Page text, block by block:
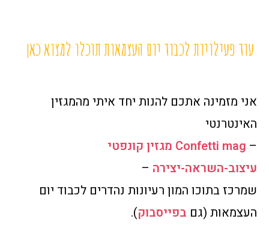
עוד פעילויות לכבוד יום העצמאות תוכלו למצוא כאן
אני מזמינה אתכם להנות יחד איתי מהמגזין
האינטרנטי
–
Confetti mag מגזין קונפטי
עיצוב-השראה-יצירה –
שמרכז בתוכו המון רעיונות נהדרים לכבוד יום
העצמאות (גם בפייסבוק).